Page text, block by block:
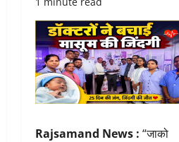
Rajsamand News : “जाको